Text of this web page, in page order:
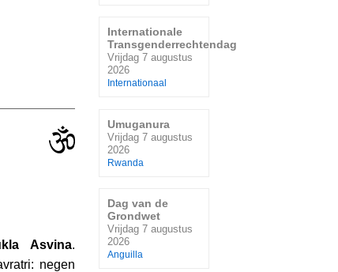
Asvina.
negen
Internationale
Transgenderrechtendag
Vrijdag 7 augustus
2026
Internationaal
Umuganura
Vrijdag 7 augustus
2026
Rwanda
Dag van de
Grondwet
Vrijdag 7 augustus
2026
Anguilla